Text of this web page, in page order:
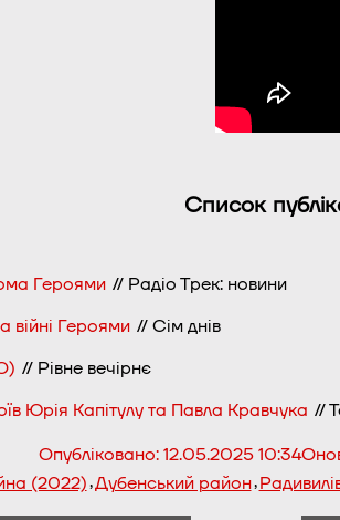
Список
Героями // Радіо Трек: новини
війні Героями // Сім днів
// Рівне вечірнє
Юрія Капітулу та Павла Кравчука //
Опубліковано:12.05.2025 10:34
(2022),Дубенський район,